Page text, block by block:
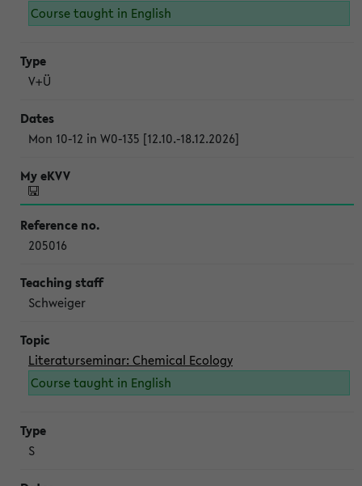
Course taught in English
V+Ü
Mon 10-12 in W0-135 [12.10.-18.12.2026]
205016
Schweiger
Literaturseminar: Chemical Ecology
Course taught in English
S